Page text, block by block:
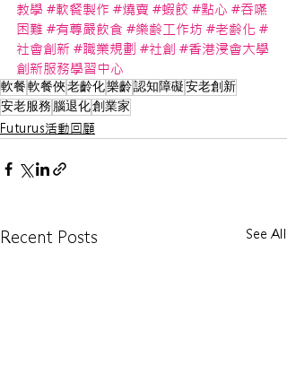
教學 #軟餐製作 #燒賣 #蝦餃 #點心 #吞嚥
困難 #有尊嚴飲食 #樂齡工作坊 #老齡化 #
社會創新 #職業規劃 #社創 #香港浸會大學
創新服務學習中心
軟餐軟餐俠老齡化樂齡認知障礙安老創新
安老服務 腦退化創業家
Futurus活動回顧
Recent Posts See All